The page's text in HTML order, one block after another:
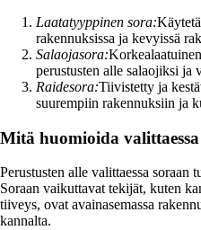
Laatatyyppinen sora:
rakennuksissa ja kevyissä
Salaojasora:
perustusten alle salaojiksi ja
Raidesora:Tiivistetty ja
suurempiin rakennuksiin ja
Mitä huomioida
Perustusten alle valittaessa soraan
Soraan vaikuttavat tekijät, kuten
tiiveys, ovat avainasemassa
kannalta.